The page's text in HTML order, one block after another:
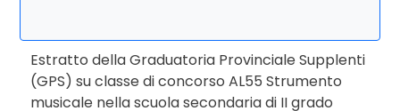
Estratto della Graduatoria Provinciale Supplenti
(GPS) su classe di concorso AL55 Strumento
musicale nella scuola secondaria di II grado